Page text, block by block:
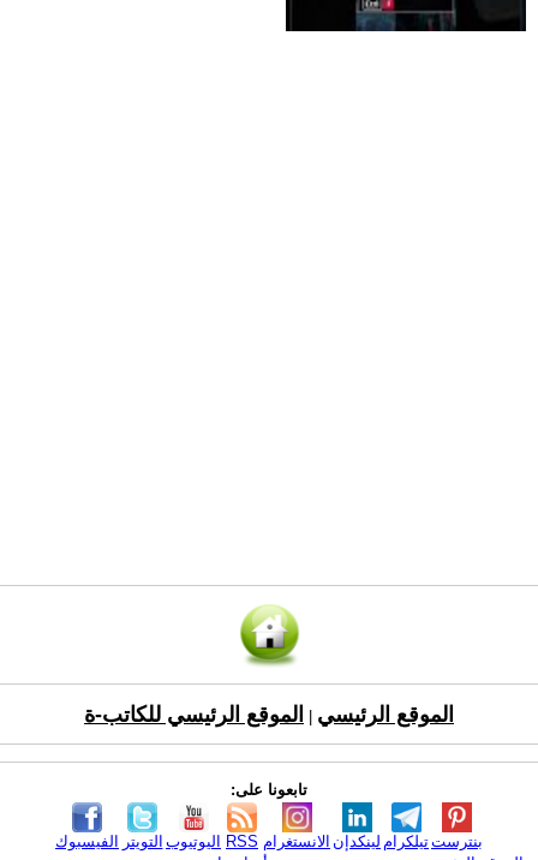
الموقع الرئيسي الموقع الرئيسي للكاتب-ة
تابعونا على:
الفيسبوك التويتر اليوتيوب RSS الانستغرام لينكدإن تيلكرامبنترست